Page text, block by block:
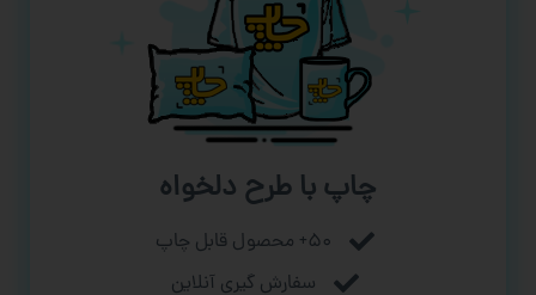
چاپ با طرح دلخواه
۵۰+ محصول قابل چاپ
سفارش گیری آنلاین